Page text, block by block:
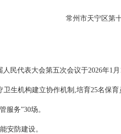
常州市天宁区第
民代表大会第五次会议于2026年1
卫生机构建立协作机制,培育25名保育
服务”30场。
安防建设。